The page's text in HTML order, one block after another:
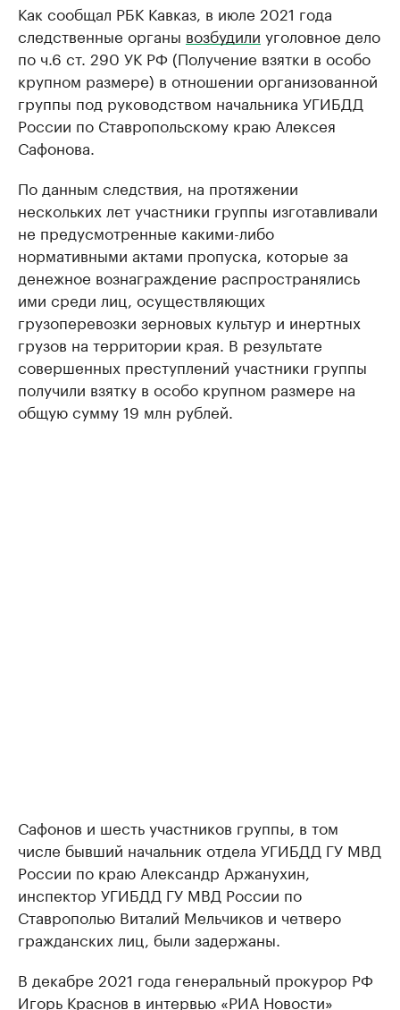
Как сообщал РБК Кавказ, в июле 2021 года
следственные органы возбудили уголовное дело
по ч.6 ст. 290 УК РФ (Получение взятки в особо
крупном размере) в отношении организованной
группы под руководством начальника УГИБДД
России по Ставропольскому краю Алексея
Сафонова.
По данным следствия, на протяжении
нескольких лет участники группы изготавливали
не предусмотренные какими-либо
нормативными актами пропуска, которые за
денежное вознаграждение распространялись
ими среди лиц, осуществляющих
грузоперевозки зерновых культур и инертных
грузов на территории края. В результате
совершенных преступлений участники группы
получили взятку в особо крупном размере на
общую сумму 19 млн рублей.
Сафонов и шесть участников группы, в том
числе бывший начальник отдела УГИБДД ГУ МВД
России по краю Александр Аржанухин,
инспектор УГИБДД ГУ МВД России по
Ставрополью Виталий Мельчиков и четверо
гражданских лиц, были задержаны.
В декабре 2021 года генеральный прокурор РФ
Игорь Краснов в интервью «РИА Новости»